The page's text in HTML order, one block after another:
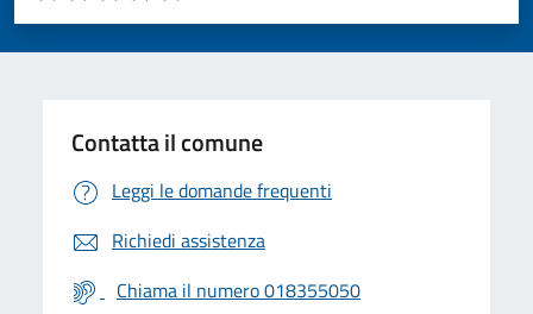
Valuta 5 stelle su 5
Valuta 4 stelle su 5
Valuta 3 stelle su 5
Valuta 2 stelle su 5
Valuta 1 stelle su 5
Contatta il comune
Leggi le domande frequenti
Richiedi assistenza
Chiama il numero 018355050